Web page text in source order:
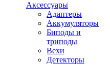
Аксессуары
Адаптеры
Аккумуляторы
Биподы и
триподы
Вехи
Детекторы